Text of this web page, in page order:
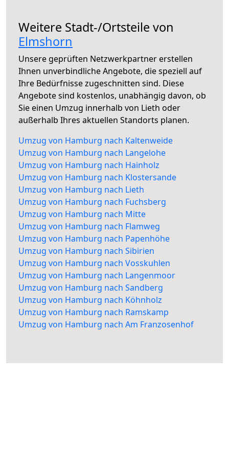
Weitere Stadt-/Ortsteile von
Elmshorn
Unsere geprüften Netzwerkpartner erstellen
Ihnen unverbindliche Angebote, die speziell auf
Ihre Bedürfnisse zugeschnitten sind. Diese
Angebote sind kostenlos, unabhängig davon, ob
Sie einen Umzug innerhalb von Lieth oder
außerhalb Ihres aktuellen Standorts planen.
Umzug von Hamburg nach Kaltenweide
Umzug von Hamburg nach Langelohe
Umzug von Hamburg nach Hainholz
Umzug von Hamburg nach Klostersande
Umzug von Hamburg nach Lieth
Umzug von Hamburg nach Fuchsberg
Umzug von Hamburg nach Mitte
Umzug von Hamburg nach Flamweg
Umzug von Hamburg nach Papenhöhe
Umzug von Hamburg nach Sibirien
Umzug von Hamburg nach Vosskuhlen
Umzug von Hamburg nach Langenmoor
Umzug von Hamburg nach Sandberg
Umzug von Hamburg nach Köhnholz
Umzug von Hamburg nach Ramskamp
Umzug von Hamburg nach Am Franzosenhof